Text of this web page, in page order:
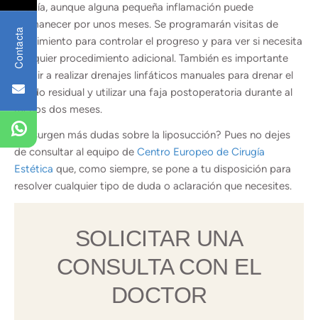
cirugía, aunque alguna pequeña inflamación puede
permanecer por unos meses. Se programarán visitas de
seguimiento para controlar el progreso y para ver si necesita
cualquier procedimiento adicional. También es importante
acudir a realizar drenajes linfáticos manuales para drenar el
líquido residual y utilizar una faja postoperatoria durante al
menos dos meses.
¿Te surgen más dudas sobre la liposucción? Pues no dejes
de consultar al equipo de Centro Europeo de Cirugía
Estética que, como siempre, se pone a tu disposición para
resolver cualquier tipo de duda o aclaración que necesites.
SOLICITAR UNA
CONSULTA CON EL
DOCTOR
Contacta